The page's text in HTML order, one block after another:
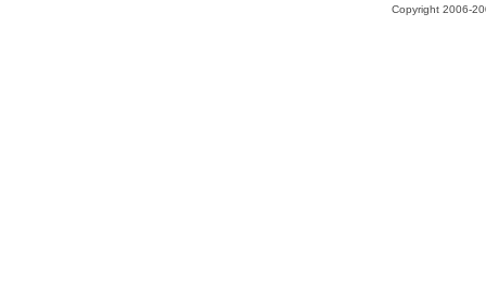
Copyright 2006-